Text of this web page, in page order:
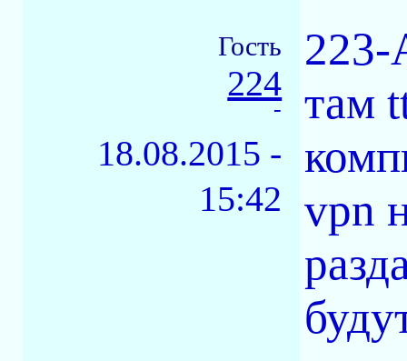
Гость
224
-
18.08.2015 -
15:42
223-
там
vpn